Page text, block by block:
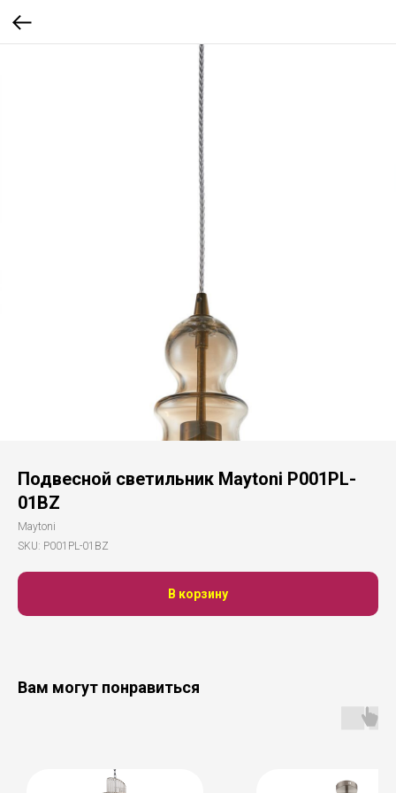
Подвесной светильник Maytoni P001PL-
01BZ
Maytoni
SKU: P001PL-01BZ
В корзину
Вам могут понравиться